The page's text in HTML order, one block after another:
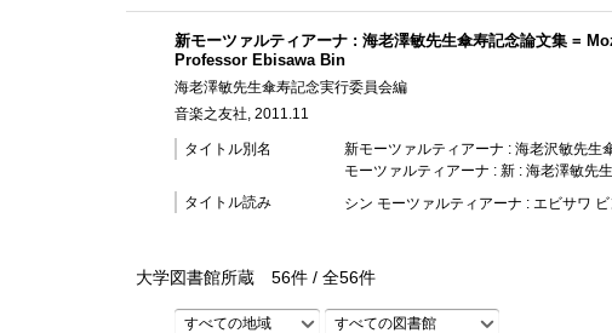
新モーツァルティアーナ : 海老澤敏先生傘寿記念論文集
Professor Ebisawa Bin
海老澤敏先生傘寿記念実行委員会編
音楽之友社, 2011.11
タイトル別名
新モーツァルティアーナ : 海老沢敏先生
モーツァルティアーナ : 新 : 海老澤敏先
タイトル読み
シン モーツァルティアーナ : エビサワ
大学図書館所蔵 56件 / 全56件
すべての地域 すべての図書館